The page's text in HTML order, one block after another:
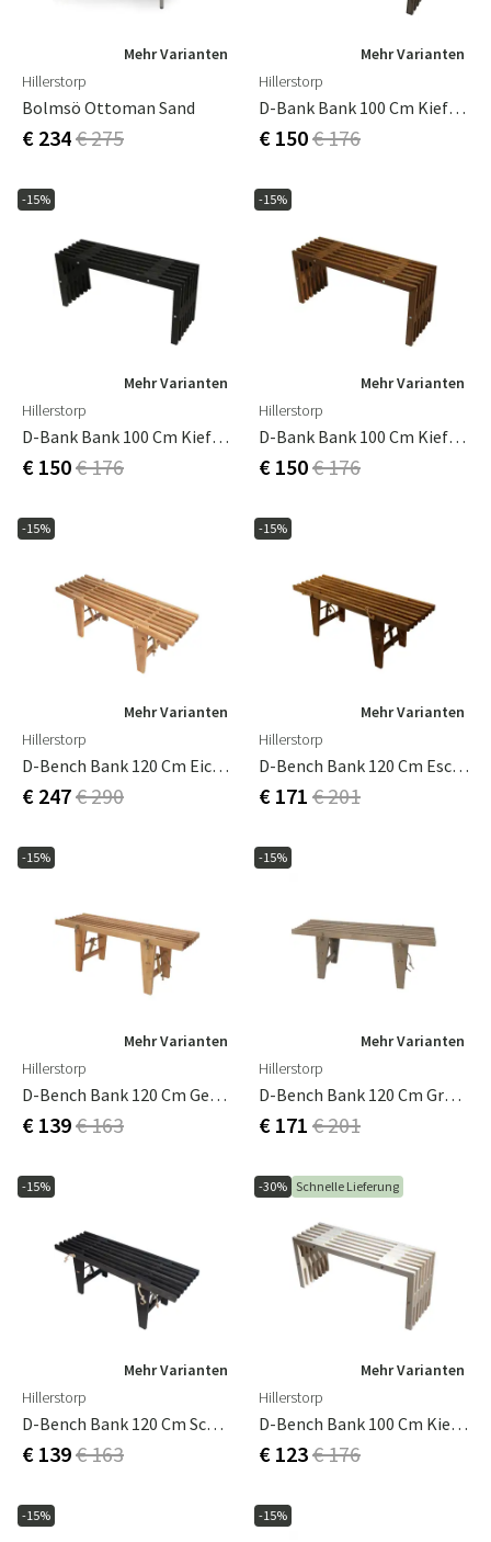
Mehr Varianten
Hillerstorp
Bolmsö Ottoman Sand
€ 234€ 275
Mehr Varianten
Hillerstorp
D-Bank Bank 100 Cm Kiefer Grau Geölt
€ 150€ 176
-15%
Mehr Varianten
Hillerstorp
D-Bank Bank 100 Cm Kiefer Schwarz Geölt
€ 150€ 176
-15%
Mehr Varianten
Hillerstorp
D-Bank Bank 100 Cm Kiefer Braun Geölt
€ 150€ 176
-15%
Mehr Varianten
Hillerstorp
D-Bench Bank 120 Cm Eiche Geölt
€ 247€ 290
-15%
Mehr Varianten
Hillerstorp
D-Bench Bank 120 Cm Esche Braun Geölt
€ 171 € 201
-15%
Mehr Varianten
Hillerstorp
D-Bench Bank 120 Cm Geölte Erle
€ 139€ 163
-15%
Mehr Varianten
Hillerstorp
D-Bench Bank 120 Cm Grau Geöltes Eschenholz
€ 171 € 201
-15%
Mehr Varianten
Hillerstorp
D-Bench Bank 120 Cm Schwarz Geölte Erle
€ 139€ 163
-30% Schnelle Lieferung
Mehr Varianten
Hillerstorp
D-Bench Bank 100 Cm Kiefer Weiß Geölt
€ 123€ 176
-15% -15%